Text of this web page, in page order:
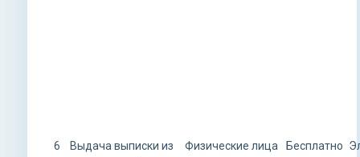
6
Выдача выписки из
Физические лица Бесплатно